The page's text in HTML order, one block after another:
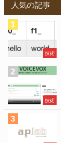
人気の記事
技術
技術